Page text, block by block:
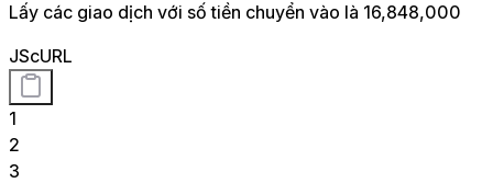
Lấy các giao dịch với số tiền chuyển vào là 16,848,000
JScURL
1
2
3